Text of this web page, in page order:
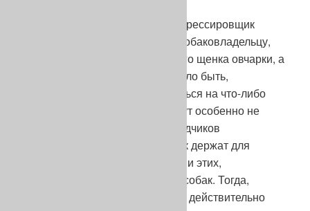
Но может статься, инструктор-дрессировщик
прямо объяснит удрученному собаковладельцу,
что раз он покупал не абы какого щенка овчарки, а
от выставочных родителей, стало быть,
выставочную собаку, то надеяться на что-либо
хорошее по части поведения тут особенно не
приходится, что многие из заводчиков
выставочных немецких овчарок держат для
охраны себя (семьи, квартиры) и этих,
«якобыовчарок», совсем иных собак. Тогда,
может, дойдет до него, в чем он действительно